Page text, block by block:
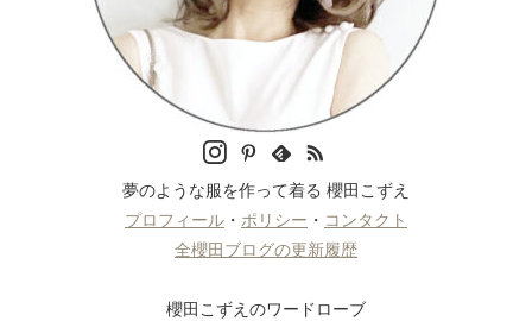
夢のような服を作って着る 櫻田こずえ
プロフィール ・ ポリシー ・ コンタクト
全櫻田ブログの更新履歴
櫻田こずえのワードローブ